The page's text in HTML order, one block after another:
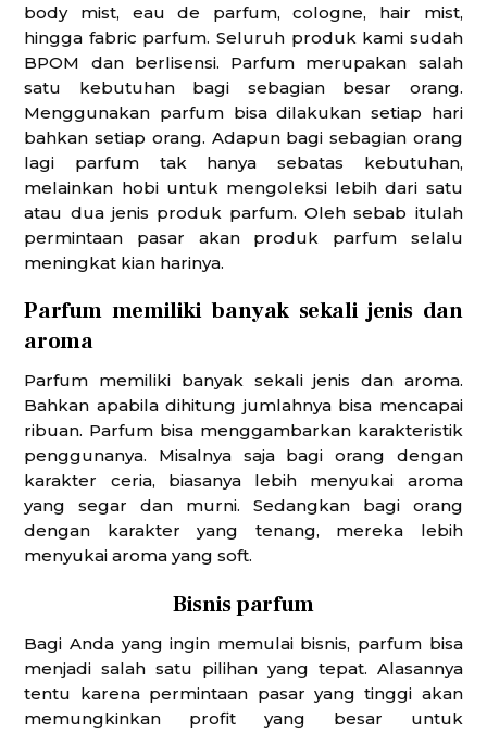
body mist, eau de parfum, cologne, hair mist,
hingga fabric parfum. Seluruh produk kami sudah
BPOM dan berlisensi. Parfum merupakan salah
satu kebutuhan bagi sebagian besar orang.
Menggunakan parfum bisa dilakukan setiap hari
bahkan setiap orang. Adapun bagi sebagian orang
lagi parfum tak hanya sebatas kebutuhan,
melainkan hobi untuk mengoleksi lebih dari satu
atau dua jenis produk parfum. Oleh sebab itulah
permintaan pasar akan produk parfum selalu
meningkat kian harinya.
Parfum memiliki banyak sekali jenis dan
aroma
Parfum memiliki banyak sekali jenis dan aroma.
Bahkan apabila dihitung jumlahnya bisa mencapai
ribuan. Parfum bisa menggambarkan karakteristik
penggunanya. Misalnya saja bagi orang dengan
karakter ceria, biasanya lebih menyukai aroma
yang segar dan murni. Sedangkan bagi orang
dengan karakter yang tenang, mereka lebih
menyukai aroma yang soft.
Bisnis parfum
Bagi Anda yang ingin memulai bisnis, parfum bisa
menjadi salah satu pilihan yang tepat. Alasannya
tentu karena permintaan pasar yang tinggi akan
memungkinkan profit yang besar untuk